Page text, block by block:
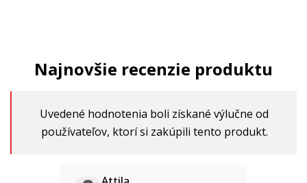
Najnovšie recenzie produktu
Uvedené hodnotenia boli získané výlučne od
používateľov, ktorí si zakúpili tento produkt.